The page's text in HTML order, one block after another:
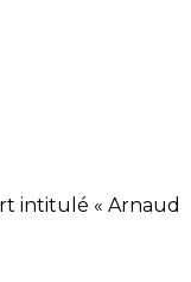
intitulé « Arnaud